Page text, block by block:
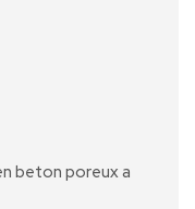
beton poreux a